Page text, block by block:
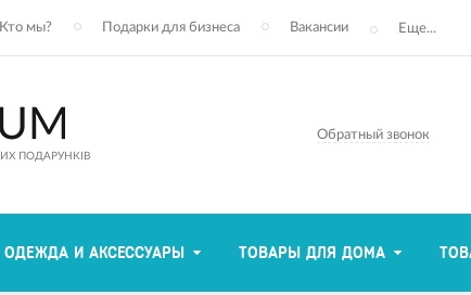
Кто мы? Подарки для бизнеса Вакансии Еще...
ПОДАРУНКІВ
Обратный звонок
ОДЕЖДА И АКСЕССУАРЫ ТОВАРЫ ДЛЯ ДОМА